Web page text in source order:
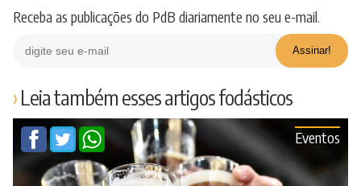
Receba as publicações do PdB diariamente no seu e-mail.
Leia também esses artigos fodásticos
Eventos